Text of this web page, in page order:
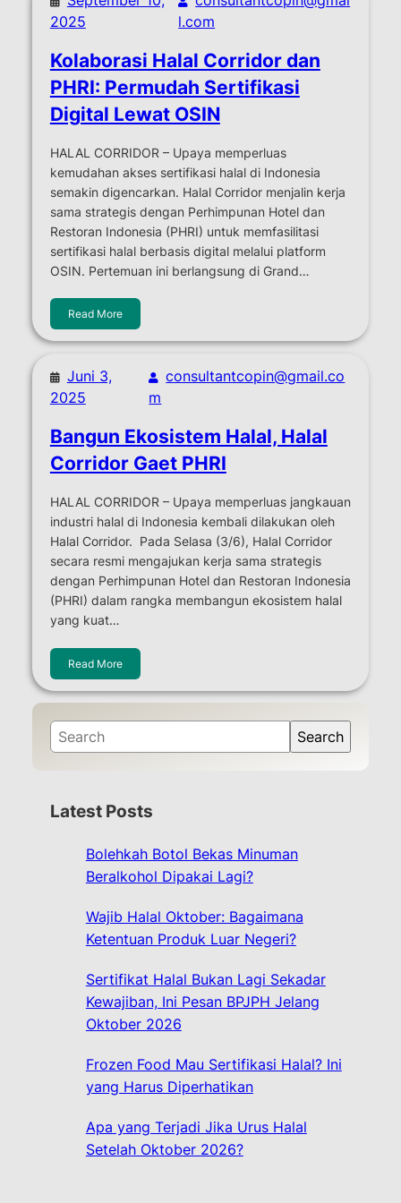
2025
l.com
Kolaborasi Halal Corridor dan
PHRI: Permudah Sertifikasi
Digital Lewat OSIN
HALAL CORRIDOR – Upaya memperluas
kemudahan akses sertifikasi halal di Indonesia
semakin digencarkan. Halal Corridor menjalin kerja
sama strategis dengan Perhimpunan Hotel dan
Restoran Indonesia (PHRI) untuk memfasilitasi
sertifikasi halal berbasis digital melalui platform
OSIN. Pertemuan ini berlangsung di Grand…
Read More
Juni 3,
2025
consultantcopin@gmail.co
m
Bangun Ekosistem Halal, Halal
Corridor Gaet PHRI
HALAL CORRIDOR – Upaya memperluas jangkauan
industri halal di Indonesia kembali dilakukan oleh
Halal Corridor. Pada Selasa (3/6), Halal Corridor
secara resmi mengajukan kerja sama strategis
dengan Perhimpunan Hotel dan Restoran Indonesia
(PHRI) dalam rangka membangun ekosistem halal
yang kuat…
Read More
S
e
c
Search
Latest Posts
Bolehkah Botol Bekas Minuman
Beralkohol Dipakai Lagi?
Wajib Halal Oktober: Bagaimana
Ketentuan Produk Luar Negeri?
Sertifikat Halal Bukan Lagi Sekadar
Kewajiban, Ini Pesan BPJPH Jelang
Oktober 2026
Frozen Food Mau Sertifikasi Halal? Ini
yang Harus Diperhatikan
Apa yang Terjadi Jika Urus Halal
Setelah Oktober 2026?